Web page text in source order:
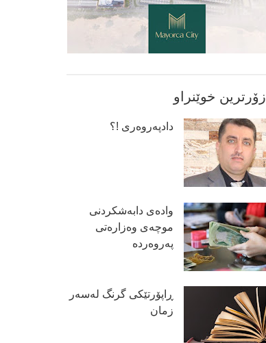
زۆرترین خوێنراو
دادپەروەری !؟
وادەی دابەشكردنی
موچەی وەزارەتی
پەروەردە
ڕاپۆرتێكی گرنگ لەسەر
زمان